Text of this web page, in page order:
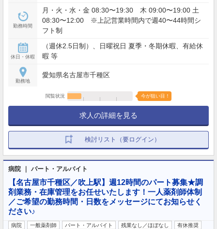
勤務時間
月・火・水・金 08:30〜19:30 木 09:00〜19:00 土
08:30〜12:00 ※上記営業時間内で週40〜44時間シ
フト制
休日・休暇
（週休2.5日制）、日曜祝日 夏季・冬期休暇、有給休
暇 等
勤務地
愛知県名古屋市千種区
閲覧状況 今が狙い目！
求人の詳細を見る
検討リスト（要ログイン）
病院 ｜ パート・アルバイト
【名古屋市千種区／吹上駅】週12時間のパート募集★調
剤業務・在庫管理をお任せいたします！一人薬剤師体制
／ご希望の勤務時間・日数をメッセージにてお知らせく
ださい♪
病院 一般薬剤師 パート・アルバイト 残業なし／ほぼなし
有休推奨